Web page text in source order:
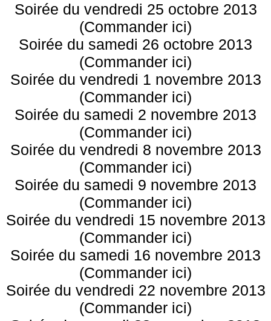
Soirée du vendredi 25 octobre 2013
(Commander ici)
Soirée du samedi 26 octobre 2013
(Commander ici)
Soirée du vendredi 1 novembre 2013
(Commander ici)
Soirée du samedi 2 novembre 2013
(Commander ici)
Soirée du vendredi 8 novembre 2013
(Commander ici)
Soirée du samedi 9 novembre 2013
(Commander ici)
Soirée du vendredi 15 novembre 2013
(Commander ici)
Soirée du samedi 16 novembre 2013
(Commander ici)
Soirée du vendredi 22 novembre 2013
(Commander ici)